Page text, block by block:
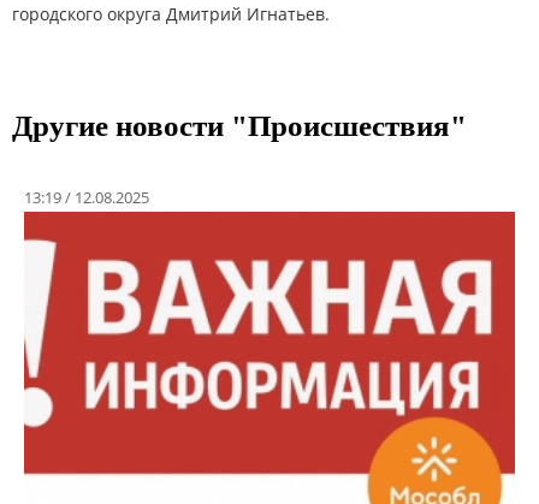
городского округа Дмитрий Игнатьев.
Другие новости "Проиcшествия"
13:19 / 12.08.2025